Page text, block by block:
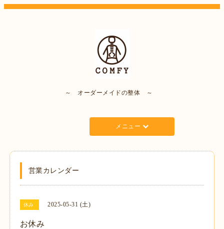
～ オーダーメイドの整体 ～
メニュー
営業カレンダー
休み 2025-05-31 (土)
お休み